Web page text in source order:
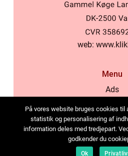
web:
Menu
Ads
Cookies
Contact
Sitemap
På vores website bruges cookies til
statistik og personalisering af
information deles med tredjepart.
godkender du
Ok